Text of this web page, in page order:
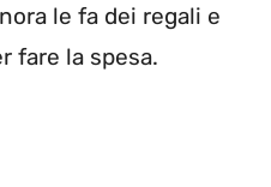
le fa dei regali e
fare la spesa.